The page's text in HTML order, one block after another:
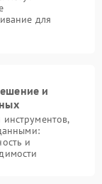
для
и
и